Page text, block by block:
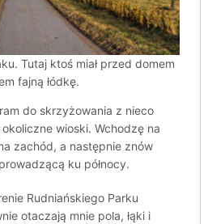
Tutaj ktoś miał przed domem
fajną łódkę.
do skrzyżowania z nieco
wioski. Wchodzę na
zachód, a następnie znów
ku północy.
Rudniańskiego Parku
otaczają mnie pola, łąki i